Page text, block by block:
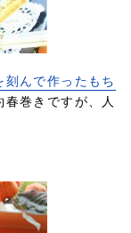
んで作ったもち
巻きですが、人